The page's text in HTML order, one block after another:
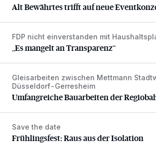
Alt Bewährtes trifft auf neue
Alt Bewährtes trifft auf neue
„Es mangelt an Transparenz“
FDP nicht einverstanden mit
„Es mangelt an Transparenz“
Umfangreiche Bauarbeiten der
Gleisarbeiten zwischen Mettmann
Düsseldorf-Gerresheim
Umfangreiche Bauarbeiten der
Frühlingsfest: Raus aus der Isolation
Save the date
Frühlingsfest: Raus aus der Isolation